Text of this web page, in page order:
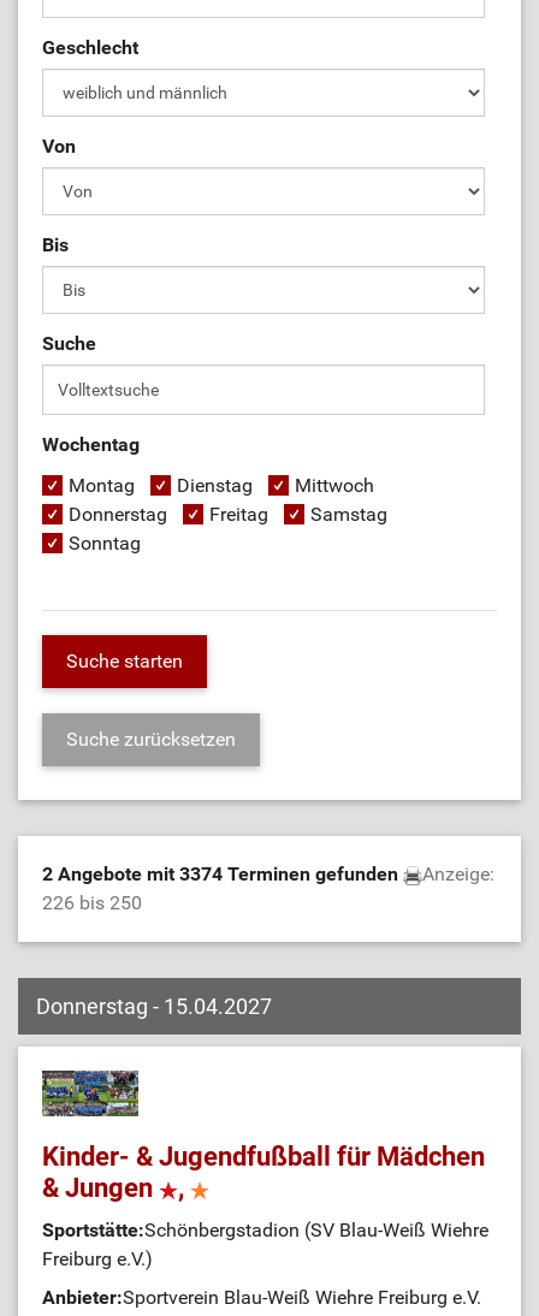
Geschlecht
Von
Bis
Suche
Wochentag
Montag
Dienstag
Mittwoch
Donnerstag
Freitag
Samstag
Sonntag
2 Angebote mit 3374 Terminen gefunden
Anzeige:
226 bis 250
Donnerstag - 15.04.2027
Kinder- & Jugendfußball für Mädchen
& Jungen
,
Sportstätte:Schönbergstadion (SV Blau-Weiß Wiehre
Freiburg e.V.)
Anbieter:Sportverein Blau-Weiß Wiehre Freiburg e.V.